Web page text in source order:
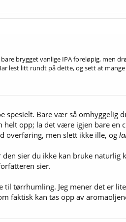
bare brygget vanlige IPA foreløpig,
lest litt rundt på dette, og sett at
spesielt. Bare vær så
helt opp; la det være igjen bare
overføring, men slett ikke ille, og
sier du ikke kan bruke
sier.
til tørrhumling. Jeg mener det er
faktisk kan tas opp av